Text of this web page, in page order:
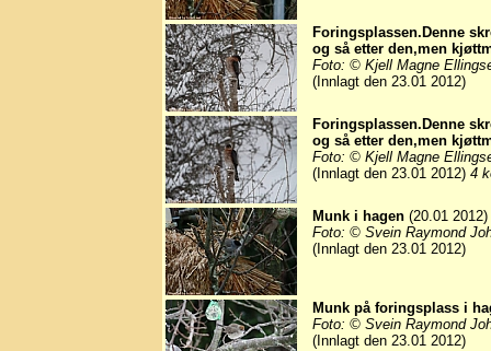
Foringsplassen.Denne
og så etter den,men
Foto: © Kjell Magne
(Innlagt den 23.01 2012)
Foringsplassen.Denne
og så etter den,men
Foto: © Kjell Magne
(Innlagt den 23.01 2012) 4
Munk i hagen (20.01 2012)
Foto: © Svein Raymond
(Innlagt den 23.01 2012)
Munk på foringsplass i
Foto: © Svein Raymond
(Innlagt den 23.01 2012)